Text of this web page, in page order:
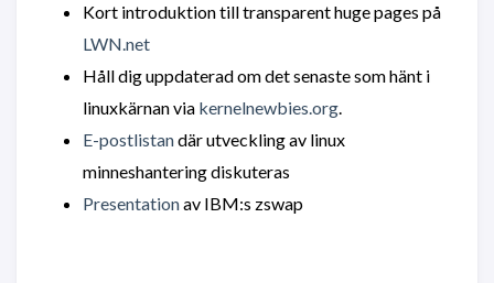
Kort introduktion till transparent huge pages på
LWN.net
Håll dig uppdaterad om det senaste som hänt i
linuxkärnan via kernelnewbies.org.
E-postlistandär utveckling av linux
minneshantering diskuteras
Presentationav IBM:s zswap